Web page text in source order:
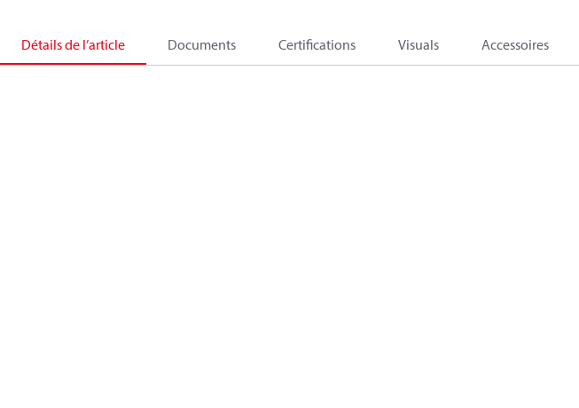
Détails de l’article Documents Certifications Visuals Accessoires